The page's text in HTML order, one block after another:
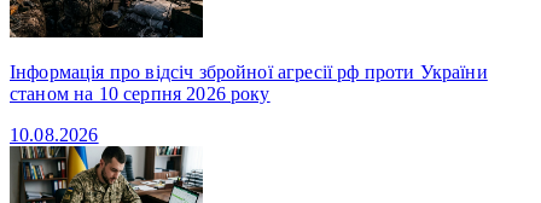
Інформація про відсіч збройної агресії рф проти України
станом на 10 серпня 2026 року
10.08.2026